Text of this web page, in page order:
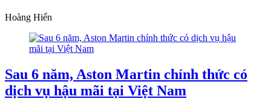
Hoàng Hiển
Sau 6 năm, Aston Martin chính thức có
dịch vụ hậu mãi tại Việt Nam